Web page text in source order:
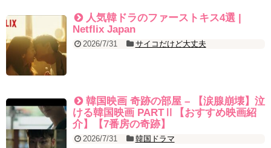
幻の王女チャミョンゴ エンディング
YUCHUN ♥ LOVE 15 「成均館 5話」
[Fan MV]七日の王妃(7일의 왕비)OST – 정기고 (Junggigo) – 그리고
그려도 (Miss You In My Heart)
俳優カン・ギヨン、突然の熱愛宣言…「キム秘書がなぜそうか」出
演で話題 Big News TV
Powered by livedoor 相互RSS
人気韓ドラのファーストキス4選 |
Netflix Japan
2026/7/31 サイコだけど大丈夫
韓国映画 奇跡の部屋 – 【涙腺崩壊】泣
ける韓国映画 PARTⅡ【おすすめ映画紹
介】【7番房の奇跡】
2026/7/31 韓国ドラマ